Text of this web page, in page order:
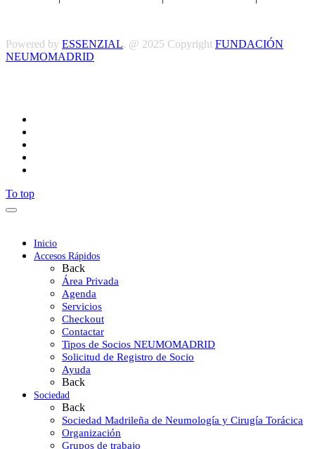
Powered by ESSENZIAL. @ 2025 Copyright FUNDACIÓN
NEUMOMADRID
To top
Inicio
Accesos Rápidos
Back
Área Privada
Agenda
Servicios
Checkout
Contactar
Tipos de Socios NEUMOMADRID
Solicitud de Registro de Socio
Ayuda
Back
Sociedad
Back
Sociedad Madrileña de Neumología y Cirugía Torácica
Organización
Grupos de trabajo